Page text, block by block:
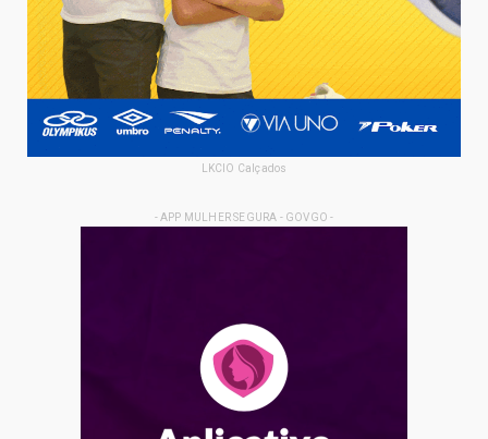
LKCIO Calçados
- APP MULHER SEGURA - GOVGO -